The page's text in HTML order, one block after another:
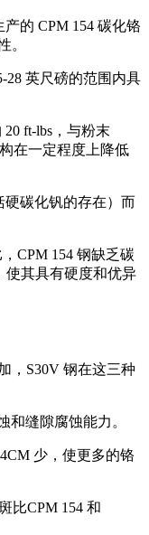
的 CPM 154 碳化铬
。
28 英尺磅的范围内具
ft-lbs，与粉末
在一定程度上降低
碳化钒的存在）而
CPM 154 钢缺乏碳
使其具有硬度和优异
，S30V 钢在这三种
和缝隙腐蚀能力。
少，使更多的铬
比CPM 154 和